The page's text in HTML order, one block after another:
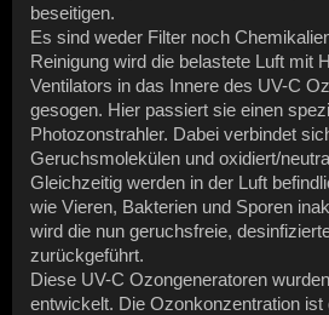
beseitigen.
Es sind weder Filter noch
Reinigung wird die belastete Luft mit
Ventilators in das Innere des UV-C
gesogen. Hier passiert sie einen
Photozonstrahler. Dabei verbindet
Geruchsmolekülen und oxidiert/
Gleichzeitig werden in der Luft
wie Vieren, Bakterien und Sporen
wird die nun geruchsfreie,
zurückgeführt.
Diese UV-C Ozongeneratoren
entwickelt. Die Ozonkonzentration ist